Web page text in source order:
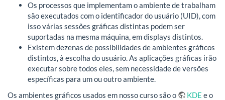
Os processos que implementam o ambiente de trabalham
são executados com o identificador do usuário (UID), com
isso várias sessões gráficas distintas podem ser
suportadas na mesma máquina, em displays distintos.
Existem dezenas de possibilidades de ambientes gráficos
distintos, à escolha do usuário. As aplicações gráficas irão
executar sobre todos eles, sem necessidade de versões
específicas para um ou outro ambiente.
Os ambientes gráficos usados em nosso curso são o
KDE e o